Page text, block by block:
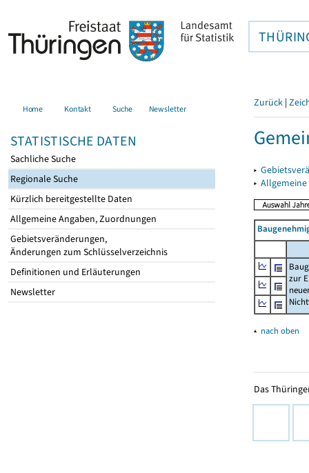
Home Kontakt Suche Newsletter
STATISTISCHE DATEN
Sachliche Suche
Regionale Suche
Kürzlich bereitgestellte Daten
Allgemeine Angaben, Zuordnungen
Gebietsveränderungen,
Änderungen zum Schlüsselverzeichnis
Definitionen und Erläuterungen
Newsletter
Zurück |
▸
▸
zur
▴ nach oben
Das